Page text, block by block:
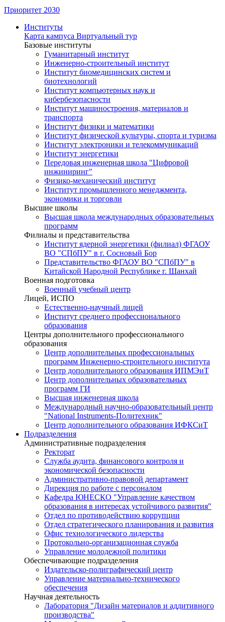
Приоритет 2030
Институты
Карта кампуса Виртуальный тур
Базовые институты
Гуманитарный институт
Инженерно-строительный институт
Институт биомедицинских систем и
биотехнологий
Институт компьютерных наук и
кибербезопасности
Институт машиностроения, материалов и
транспорта
Институт физики и математики
Институт физической культуры, спорта и туризма
Институт электроники и телекоммуникаций
Институт энергетики
Передовая инженерная школа "Цифровой
инжиниринг"
Физико-механический институт
Институт промышленного менеджмента,
экономики и торговли
Высшие школы
Высшая школа международных образовательных
программ
Филиалы и представительства
Институт ядерной энергетики (филиал) ФГАОУ
ВО "СПбПУ" в г. Сосновый Бор
Представительство ФГАОУ ВО "СПбПУ" в
Китайской Народной Республике г. Шанхай
Военная подготовка
Военный учебный центр
Лицей, ИСПО
Естественно-научный лицей
Институт среднего профессионального
образования
Центры дополнительного профессионального
образования
Центр дополнительных профессиональных
программ Инженерно-строительного института
Центр дополнительного образования ИПМЭиТ
Центр дополнительных образовательных
программ ГИ
Высшая инженерная школа
Международный научно-образовательный центр
"National Instruments-Политехник"
Центр дополнительного образования ИФКСиТ
Подразделения
Административные подразделения
Ректорат
Служба аудита, финансового контроля и
экономической безопасности
Административно-правовой департамент
Дирекция по работе с персоналом
Кафедра ЮНЕСКО "Управление качеством
образования в интересах устойчивого развития"
Отдел по противодействию коррупции
Отдел стратегического планирования и развития
Офис технологического лидерства
Протокольно-организационная служба
Управление молодежной политики
Обеспечивающие подразделения
Издательско-полиграфический центр
Управление материально-технического
обеспечения
Научная деятельность
Лаборатория "Дизайн материалов и аддитивного
производства"